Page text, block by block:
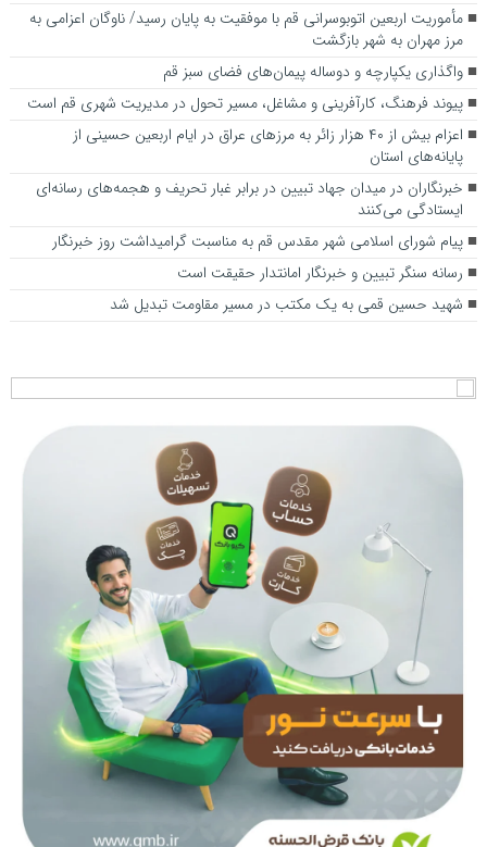
مأموریت اربعین اتوبوسرانی قم با موفقیت به پایان رسید/ ناوگان اعزامی به
مرز مهران به شهر بازگشت
واگذاری یکپارچه و دوساله پیمان‌های فضای سبز قم
پیوند فرهنگ، کارآفرینی و مشاغل، مسیر تحول در مدیریت شهری قم است
اعزام بیش از ۴۰ هزار زائر به مرزهای عراق در ایام اربعین حسینی از
پایانه‌های استان
خبرنگاران در میدان جهاد تبیین در برابر غبار تحریف و هجمه‌های رسانه‌ای
ایستادگی می‌کنند
پیام شورای اسلامی شهر مقدس قم به مناسبت گرامیداشت روز خبرنگار
رسانه سنگر تبیین و خبرنگار امانتدار حقیقت است
شهید حسین قمی به یک مکتب در مسیر مقاومت تبدیل شد